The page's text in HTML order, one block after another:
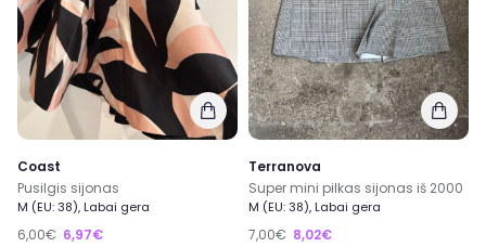
Coast
Pusilgis sijonas
M (EU: 38), Labai gera
6,00€ 6,97€
Terranova
Super mini pilkas sijonas iš 2000
M (EU: 38), Labai gera
7,00€ 8,02€